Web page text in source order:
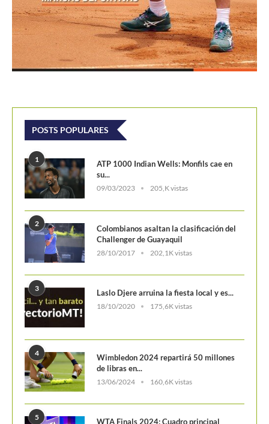
POSTS POPULARES
1
su...
09/03/2023 205,K vistas
2
Challenger de Guayaquil
28/10/2017 202,1K vistas